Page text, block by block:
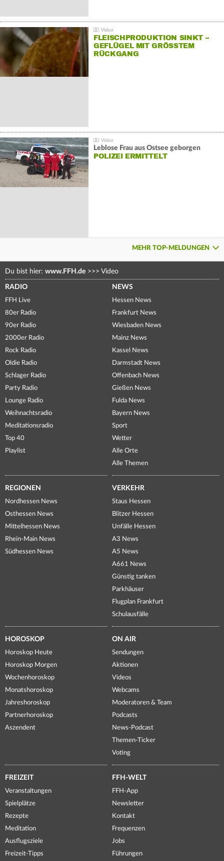
FLEISCHPRODUKTION SINKT –
GEFLÜGEL MIT GRÖSSTEM R
ÜCKGANG
Leblose Frau aus Ostsee geborgen
POLIZEI ERMITTELT
MEHR TOP-MELDUNGEN
Du bist hier: www.FFH.de >>> Video
RADIO
FFH Live
80er Radio
90er Radio
2000er Radio
Rock Radio
Oldie Radio
Schlager Radio
Party Radio
Lounge Radio
Weihnachtsradio
Meditationsradio
Top 40
Playlist
NEWS
Hessen News
Frankfurt News
Wiesbaden News
Mainz News
Kassel News
Darmstadt News
Offenbach News
Gießen News
Fulda News
Bayern News
Sport
Wetter
Alle Orte
Alle Themen
REGIONEN
Nordhessen News
Osthessen News
Mittelhessen News
Rhein-Main News
Südhessen News
VERKEHR
Staus Hessen
Blitzer Hessen
Unfälle Hessen
A3 News
A5 News
A661 News
Günstig tanken
Parkhäuser
Flugplan Frankfurt
Schulausfälle
HOROSKOP
Horoskop Heute
Horoskop Morgen
Wochenhoroskop
Monatshoroskop
Jahreshoroskop
Partnerhoroskop
Aszendent
ON AIR
Sendungen
Aktionen
Videos
Webcams
Moderatoren & Team
Podcasts
News-Podcast
Themen-Ticker
Voting
FREIZEIT
Veranstaltungen
Spielplätze
Rezepte
Meditation
Ausflugsziele
Freizeit-Tipps
FFH-WELT
FFH-App
Newsletter
Kontakt
Frequenzen
Jobs
Führungen